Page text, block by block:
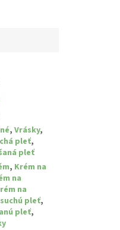
,Vrásky,
pleť,
pleť
, Krém na
na
na
pleť,
pleť,